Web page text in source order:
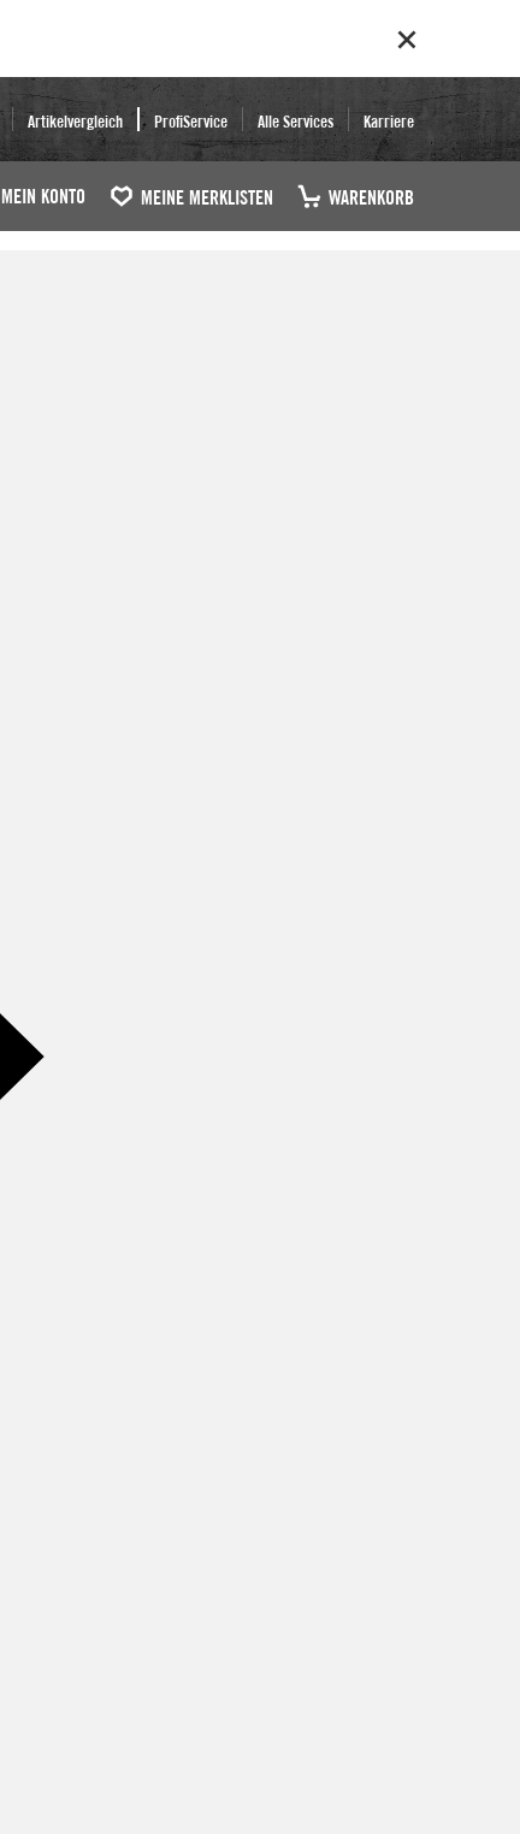
Artikelvergleich ProfiService Alle Services Karriere
MEIN KONTO MEINE MERKLISTEN WARENKORB